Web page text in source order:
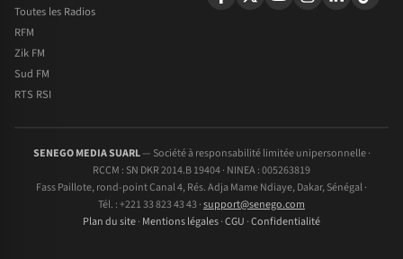
Toutes les Radios
RFM
Zik FM
Sud FM
RTS RSI
SENEGO MEDIA SUARL— Société à responsabilité limitée unipersonnelle ·
RCCM : SN DKR 2014.B 19404 · NINEA : 005263819
Fass Paillote, rond-point Canal 4, Rés. Adja Mame Ndiaye, Dakar, Sénégal ·
Tél. : +221 33 823 43 43 ·support@senego.com
Plan du site· Mentions légales·CGU ·Confidentialité